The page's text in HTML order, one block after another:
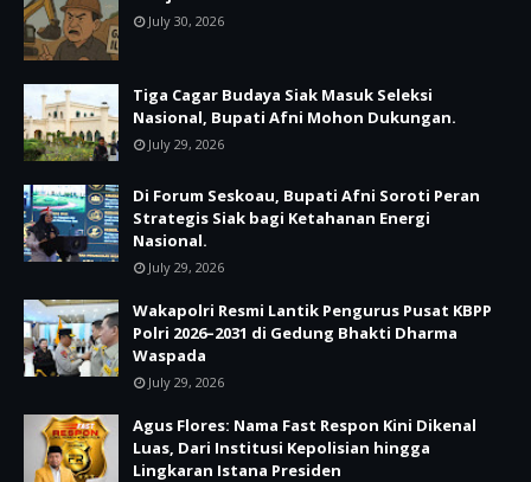
July 30, 2026
Tiga Cagar Budaya Siak Masuk Seleksi
Nasional, Bupati Afni Mohon Dukungan.
July 29, 2026
Di Forum Seskoau, Bupati Afni Soroti Peran
Strategis Siak bagi Ketahanan Energi
Nasional.
July 29, 2026
Wakapolri Resmi Lantik Pengurus Pusat KBPP
Polri 2026–2031 di Gedung Bhakti Dharma
Waspada
July 29, 2026
Agus Flores: Nama Fast Respon Kini Dikenal
Luas, Dari Institusi Kepolisian hingga
Lingkaran Istana Presiden